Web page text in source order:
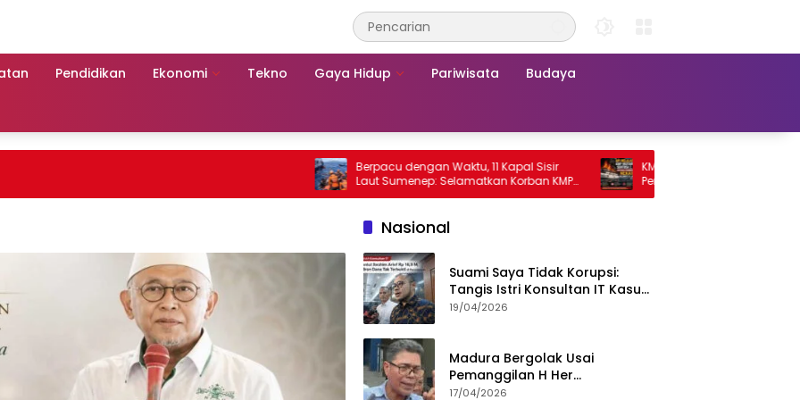
Pendidikan Ekonomi Tekno Gaya Hidup Pariwisata Budaya
Berpacu dengan Waktu, 11 Kapal Sisir
Laut Sumenep: Selamatkan Korban KMP
Mutiara Sentosa 2
KMP Mutiara Sentosa 2 Terbakar,
Penumpang Nekat Melompat ke Laut
Nasional
Suami Saya Tidak Korupsi:
Tangis Istri Konsultan IT Kasus
Nadiem Dituntut 22,5 Tahun
19/04/2026
Madura Bergolak Usai
Pemanggilan H Her
Pamekasan, Faizal Assegaf
17/04/2026